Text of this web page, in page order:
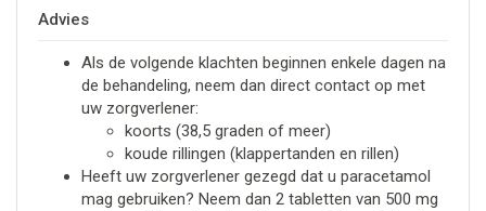
Advies
Als de volgende klachten beginnen enkele dagen na
de behandeling, neem dan direct contact op met
uw zorgverlener:
koorts (38,5 graden of meer)
koude rillingen (klappertanden en rillen)
Heeft uw zorgverlener gezegd dat u paracetamol
mag gebruiken? Neem dan 2 tabletten van 500 mg